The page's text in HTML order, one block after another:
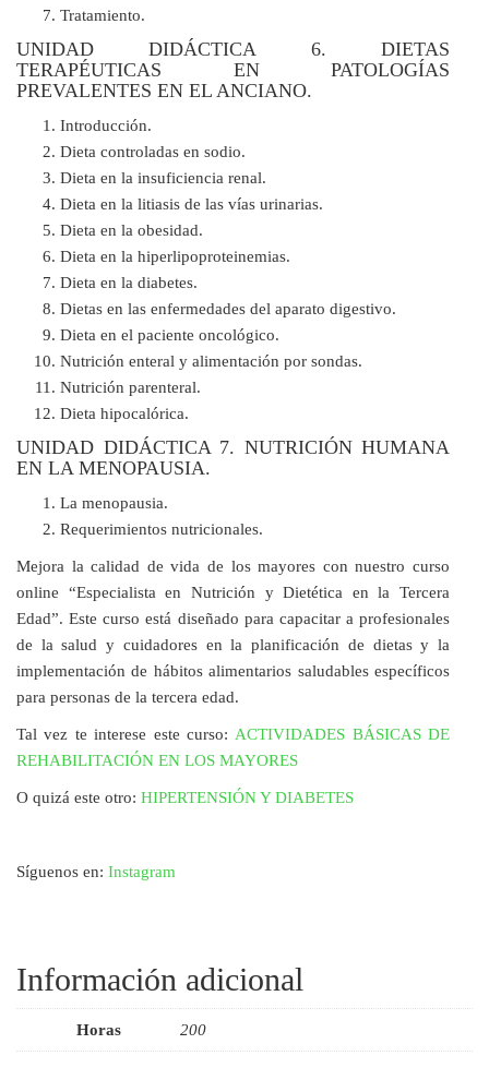
Tratamiento.
UNIDAD DIDÁCTICA 6. DIETAS
TERAPÉUTICAS EN PATOLOGÍAS
PREVALENTES EN EL ANCIANO.
Introducción.
Dieta controladas en sodio.
Dieta en la insuficiencia renal.
Dieta en la litiasis de las vías urinarias.
Dieta en la obesidad.
Dieta en la hiperlipoproteinemias.
Dieta en la diabetes.
Dietas en las enfermedades del aparato digestivo.
Dieta en el paciente oncológico.
Nutrición enteral y alimentación por sondas.
Nutrición parenteral.
Dieta hipocalórica.
UNIDAD DIDÁCTICA 7. NUTRICIÓN HUMANA
EN LA MENOPAUSIA.
La menopausia.
Requerimientos nutricionales.
Mejora la calidad de vida de los mayores con nuestro curso
online “Especialista en Nutrición y Dietética en la Tercera
Edad”. Este curso está diseñado para capacitar a profesionales
de la salud y cuidadores en la planificación de dietas y la
implementación de hábitos alimentarios saludables específicos
para personas de la tercera edad.
Tal vez te interese este curso:ACTIVIDADES BÁSICAS DE
REHABILITACIÓN EN LOS MAYORES
O quizá este otro: HIPERTENSIÓN Y DIABETES
Síguenos en: Instagram
Información adicional
Horas 200